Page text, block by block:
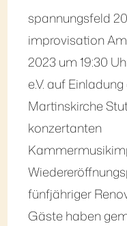
spannungsfeld
improvisation
2023 um 19:30
e.V. auf
Martinskirche
konzertanten
fünfjähriger
Gäste haben